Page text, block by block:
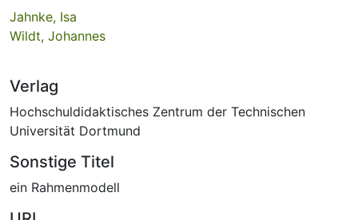
Jahnke, Isa
Wildt, Johannes
Verlag
Hochschuldidaktisches Zentrum der Technischen
Universität Dortmund
Sonstige Titel
ein Rahmenmodell